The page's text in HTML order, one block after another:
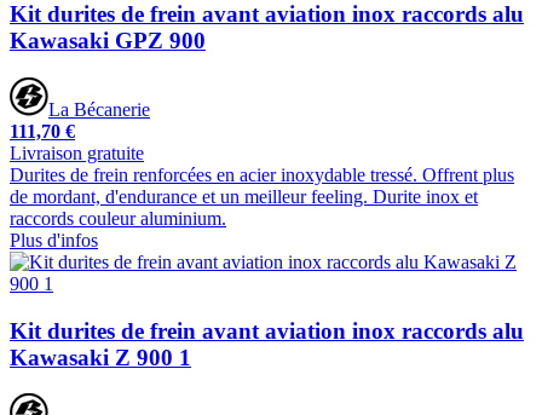
Kit durites de frein avant aviation inox raccords alu
Kawasaki GPZ 900
La Bécanerie
111,70 €
Livraison gratuite
Durites de frein renforcées en acier inoxydable tressé. Offrent plus
de mordant, d'endurance et un meilleur feeling. Durite inox et
raccords couleur aluminium.
Plus d'infos
Kit durites de frein avant aviation inox raccords alu
Kawasaki Z 900 1